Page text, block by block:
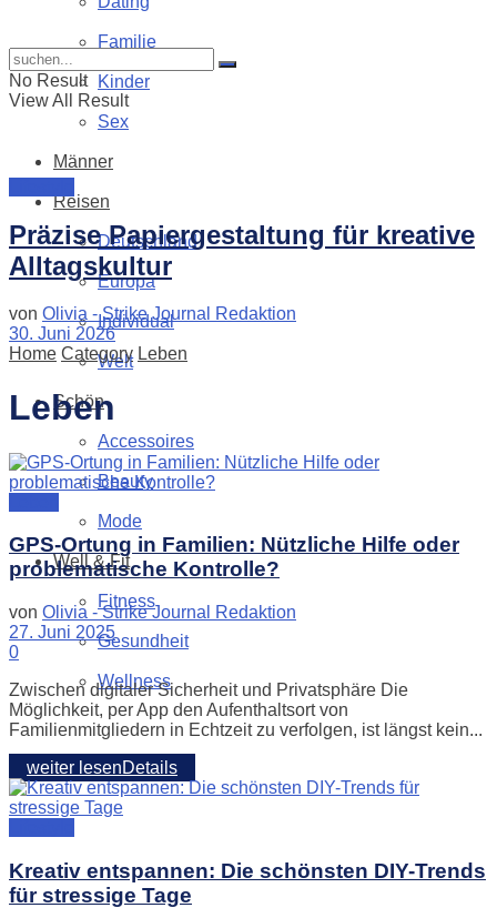
Familie
Kinder
Sex
Männer
Reisen
Deutschland
Europa
Individual
Welt
Schön
Accessoires
Beauty
Mode
Well & Fit
Fitness
Gesundheit
Wellness
No Result
View All Result
Präzise Papiergestaltung für kreative
Alltagskultur
von Olivia - Strike Journal Redaktion
30. Juni 2026
Home Category Leben
Leben
GPS-Ortung in Familien: Nützliche Hilfe oder
problematische Kontrolle?
von Olivia - Strike Journal Redaktion
27. Juni 2025
0
Zwischen digitaler Sicherheit und Privatsphäre Die
Möglichkeit, per App den Aufenthaltsort von
Familienmitgliedern in Echtzeit zu verfolgen, ist längst kein...
weiter lesenDetails
Kreativ entspannen: Die schönsten DIY-Trends
für stressige Tage